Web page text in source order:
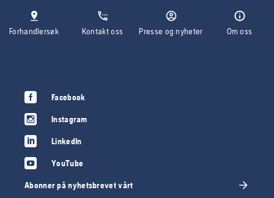
Forhandlersøk Kontakt oss Presse og nyheter Om oss
Facebook
Instagram
LinkedIn
YouTube
Abonner på nyhetsbrevet vårt